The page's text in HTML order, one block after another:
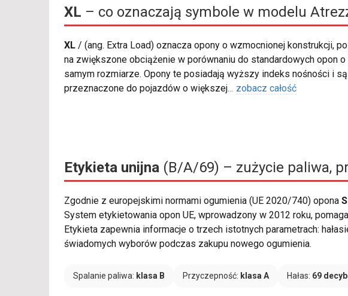
XL – co oznaczają symbole w modelu
XL / (ang. Extra Load) oznacza opony o wzmocnionej konstrukcji,
na zwiększone obciążenie w porównaniu do standardowych opon o
samym rozmiarze. Opony te posiadają wyższy indeks nośności i są
przeznaczone do pojazdów o większej... zobacz całość
Etykieta unijna (B/A/69) – zużycie paliwa,
Zgodnie z europejskimi normami ogumienia (UE 2020/740) opona
System etykietowania opon UE, wprowadzony w 2012 roku,
Etykieta zapewnia informacje o trzech istotnych parametrach:
świadomych wyborów podczas zakupu nowego ogumienia.
Spalanie paliwa: klasa B Przyczepność: klasa A Hałas: 69